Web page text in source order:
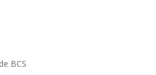
BCS